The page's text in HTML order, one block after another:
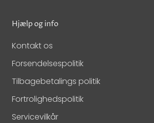
Hjælp og info
Kontakt os
Forsendelsespolitik
Tilbagebetalings politik
Fortrolighedspolitik
Servicevilkår